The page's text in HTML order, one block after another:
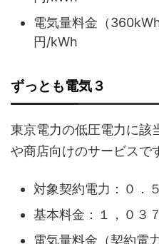
電気量料金（
円/kWh
ずっとも電気３
東京電力の低圧電力に該
や商店向けのサービスで
対象契約電力：０．
基本料金：１，０３
電気量料金（契約電